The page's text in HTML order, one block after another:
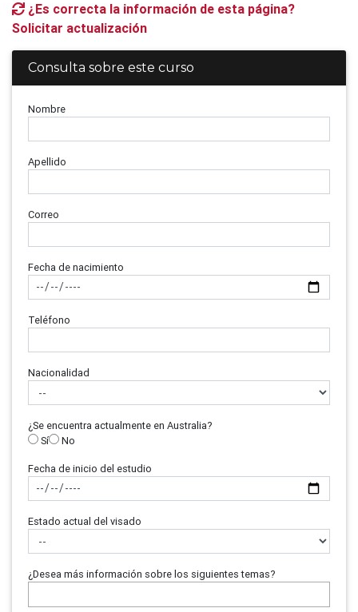
¿Es correcta la información de esta página?
Solicitar actualización
Consulta sobre este curso
Nombre
Apellido
Correo
Fecha de nacimiento
Teléfono
Nacionalidad
¿Se encuentra actualmente en Australia?
Sí
No
Fecha de inicio del estudio
Estado actual del visado
¿Desea más información sobre los siguientes temas?